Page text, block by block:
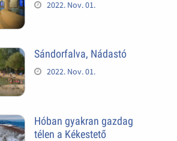
2022. Nov. 01.
Sándorfalva, Nádastó
2022. Nov. 01.
Hóban gyakran gazdag
télen a Kékestető